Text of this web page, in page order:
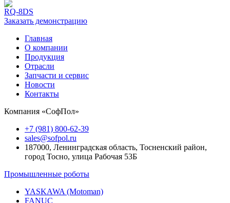
RQ-8DS
Заказать демонстрацию
Главная
О компании
Продукция
Отрасли
Запчасти и сервис
Новости
Контакты
Компания «СофПол»
+7 (981) 800-62-39
sales@sofpol.ru
187000, Ленинградская область, Тосненский район,
город Тосно, улица Рабочая 53Б
Промышленные роботы
YASKAWA (Motoman)
FANUC